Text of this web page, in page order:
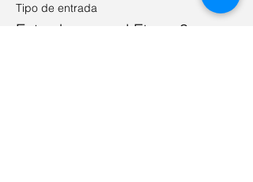
Tipo de entrada
Entrada general Etapa 3